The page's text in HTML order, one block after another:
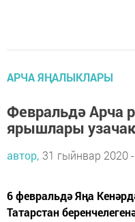
АРЧА ЯҢАЛЫКЛАРЫ
Февральдә Арча
ярышлары узачак
автор, 31 гыйнвар 2020 -
6 февральдә Яңа
Татарстан